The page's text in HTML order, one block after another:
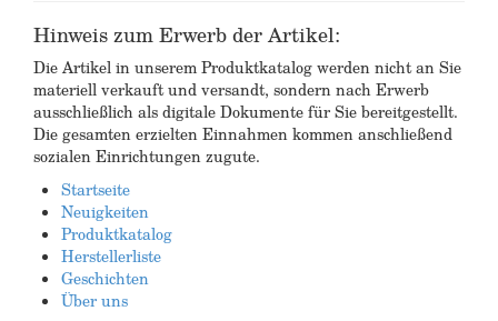
Hinweis zum Erwerb der Artikel:
Die Artikel in unserem Produktkatalog werden nicht an Sie
materiell verkauft und versandt, sondern nach Erwerb
ausschließlich als digitale Dokumente für Sie bereitgestellt.
Die gesamten erzielten Einnahmen kommen anschließend
sozialen Einrichtungen zugute.
Startseite
Neuigkeiten
Produktkatalog
Herstellerliste
Geschichten
Über uns